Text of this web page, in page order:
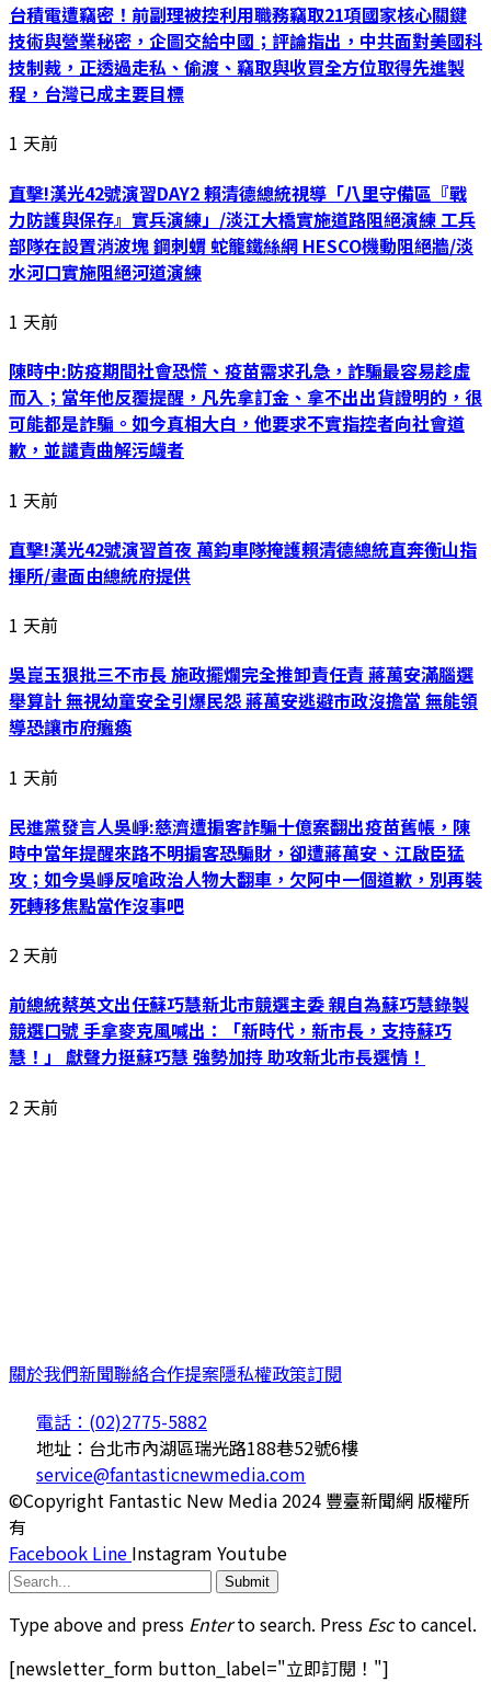
台積電遭竊密！前副理被控利用職務竊取21項國家核心關鍵
技術與營業秘密，企圖交給中國；評論指出，中共面對美國科
技制裁，正透過走私、偷渡、竊取與收買全方位取得先進製
程，台灣已成主要目標
1 天前
直擊!漢光42號演習DAY2 賴清德總統視導「八里守備區『戰
力防護與保存』實兵演練」/淡江大橋實施道路阻絕演練 工兵
部隊在設置消波塊 鋼刺蝟 蛇籠鐵絲網 HESCO機動阻絕牆/淡
水河口實施阻絕河道演練
1 天前
陳時中:防疫期間社會恐慌、疫苗需求孔急，詐騙最容易趁虛
而入；當年他反覆提醒，凡先拿訂金、拿不出出貨證明的，很
可能都是詐騙。如今真相大白，他要求不實指控者向社會道
歉，並譴責曲解污衊者
1 天前
直擊!漢光42號演習首夜 萬鈞車隊掩護賴清德總統直奔衡山指
揮所/畫面由總統府提供
1 天前
吳崑玉狠批三不市長 施政擺爛完全推卸責任責 蔣萬安滿腦選
舉算計 無視幼童安全引爆民怨 蔣萬安逃避市政沒擔當 無能領
導恐讓市府癱瘓
1 天前
民進黨發言人吳崢:慈濟遭掮客詐騙十億案翻出疫苗舊帳，陳
時中當年提醒來路不明掮客恐騙財，卻遭蔣萬安、江啟臣猛
攻；如今吳崢反嗆政治人物大翻車，欠阿中一個道歉，別再裝
死轉移焦點當作沒事吧
2 天前
前總統蔡英文出任蘇巧慧新北市競選主委 親自為蘇巧慧錄製
競選口號 手拿麥克風喊出：「新時代，新市長，支持蘇巧
慧！」 獻聲力挺蘇巧慧 強勢加持 助攻新北市長選情！
2 天前
關於我們新聞聯絡合作提案隱私權政策訂閱
電話：(02)2775-5882
地址：台北市內湖區瑞光路188巷52號6樓
service@fantasticnewmedia.com
©Copyright Fantastic New Media 2024 豐臺新聞網 版權所
有
Facebook Line Instagram Youtube
Submit
Type above and press Enterto search. Press Escto cancel.
[newsletter_form button_label="立即訂閱！"]